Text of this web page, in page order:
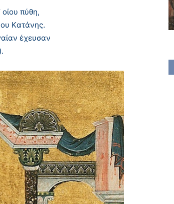
οίου πύθη,
Kατάνης.
έχευσαν